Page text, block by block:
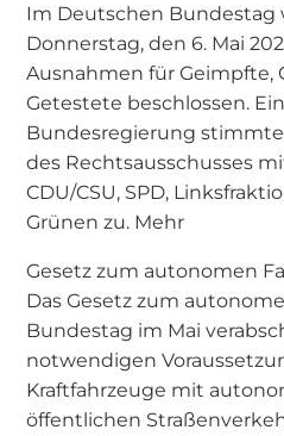
Im Deutschen Bundestag
Donnerstag, den 6. Mai
Ausnahmen für Geimpfte,
Getestete beschlossen.
Bundesregierung
des Rechtsausschusses
CDU/CSU, SPD,
Grünen zu. Mehr
Gesetz zum autonomen
Das Gesetz zum
Bundestag im Mai
notwendigen
Kraftfahrzeuge mit
öffentlichen